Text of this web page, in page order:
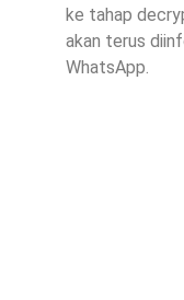
ke tahap
akan terus
WhatsApp.